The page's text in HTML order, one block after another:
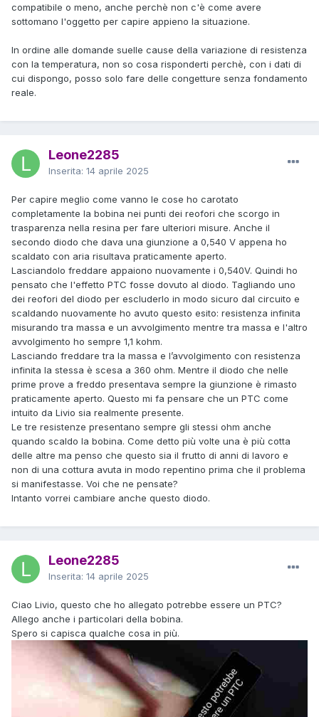
compatibile o meno, anche perchè non c'è come avere
sottomano l'oggetto per capire appieno la situazione.
In ordine alle domande suelle cause della variazione di resistenza
con la temperatura, non so cosa risponderti perchè, con i dati di
cui dispongo, posso solo fare delle congetture senza fondamento
reale.
Leone2285
Inserita: 14 aprile 2025
Per capire meglio come vanno le cose ho carotato
completamente la bobina nei punti dei reofori che scorgo in
trasparenza nella resina per fare ulteriori misure. Anche il
secondo diodo che dava una giunzione a 0,540 V appena ho
scaldato con aria risultava praticamente aperto.
Lasciandolo freddare appaiono nuovamente i 0,540V. Quindi ho
pensato che l'effetto PTC fosse dovuto al diodo. Tagliando uno
dei reofori del diodo per escluderlo in modo sicuro dal circuito e
scaldando nuovamente ho avuto questo esito: resistenza infinita
misurando tra massa e un avvolgimento mentre tra massa e l'altro
avvolgimento ho sempre 1,1 kohm.
Lasciando freddare tra la massa e l’avvolgimento con resistenza
infinita la stessa è scesa a 360 ohm. Mentre il diodo che nelle
prime prove a freddo presentava sempre la giunzione è rimasto
praticamente aperto. Questo mi fa pensare che un PTC come
intuito da Livio sia realmente presente.
Le tre resistenze presentano sempre gli stessi ohm anche
quando scaldo la bobina. Come detto più volte una è più cotta
delle altre ma penso che questo sia il frutto di anni di lavoro e
non di una cottura avuta in modo repentino prima che il problema
si manifestasse. Voi che ne pensate?
Intanto vorrei cambiare anche questo diodo.
Leone2285
Inserita: 14 aprile 2025
Ciao Livio, questo che ho allegato potrebbe essere un PTC?
Allego anche i particolari della bobina.
Spero si capisca qualche cosa in più.